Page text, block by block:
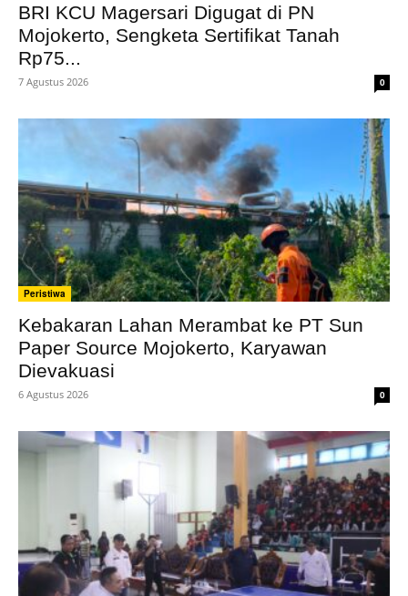
BRI KCU Magersari Digugat di PN
Mojokerto, Sengketa Sertifikat Tanah
Rp75...
7 Agustus 2026 0
Peristiwa
Kebakaran Lahan Merambat ke PT Sun
Paper Source Mojokerto, Karyawan
Dievakuasi
6 Agustus 2026 0